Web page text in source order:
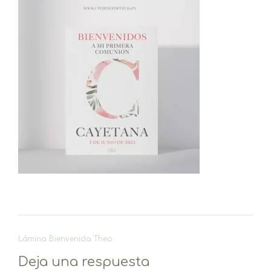
Navegación
entradas
Lámina Bienvenida Theo
Deja una respuesta